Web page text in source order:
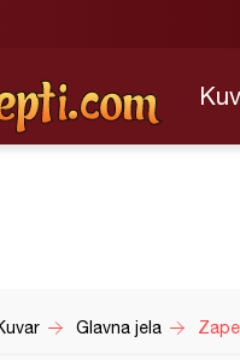
Glavna jela